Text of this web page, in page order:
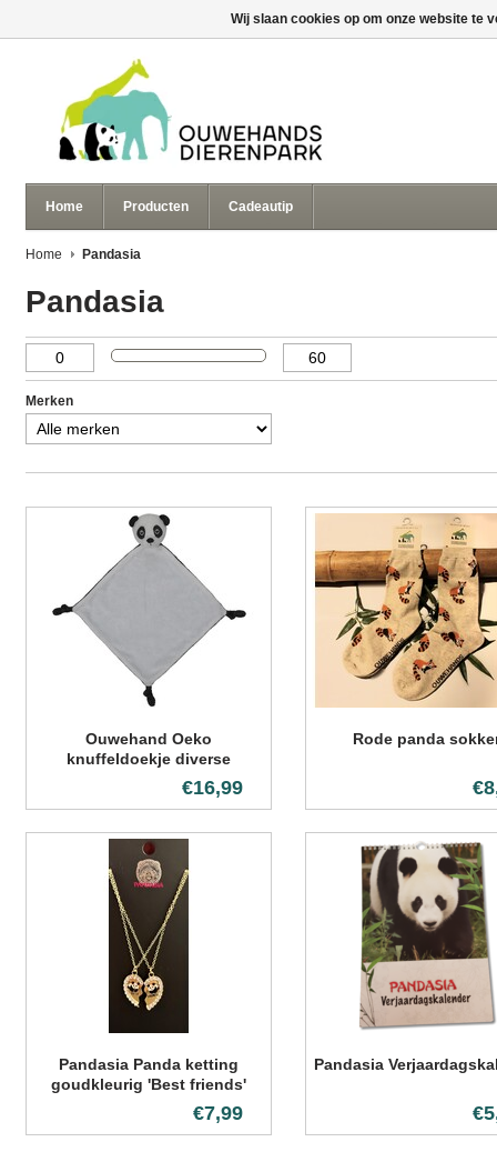
Home Producten Cadeautip
Home Pandasia
Pandasia
Merken
Ouwehand Oeko
knuffeldoekje diverse
€16,99
Rode panda
Pandasia Panda ketting
goudkleurig 'Best friends'
€7,99
Pandasia
Wij slaan cookies op om onze website te